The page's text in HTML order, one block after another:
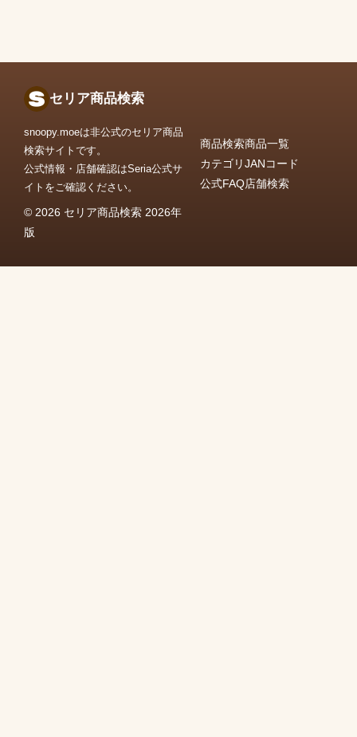
セリア商品検索
snoopy.moeは非公式のセリア商品
検索サイトです。
公式情報・店舗確認はSeria公式サ
イトをご確認ください。
© 2026 セリア商品検索 2026年
版
商品検索商品一覧
カテゴリJANコード
公式FAQ店舗検索